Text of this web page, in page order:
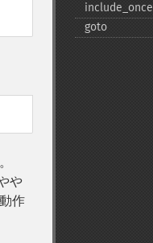
や
作
include_​once
goto